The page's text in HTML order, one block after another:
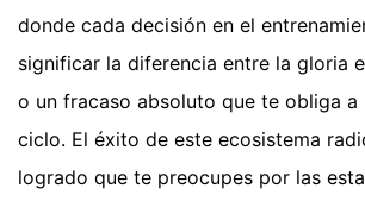
donde cada decisión en el
significar la diferencia entre la gloria
o un fracaso absoluto que te obliga
ciclo. El éxito de este ecosistema
logrado que te preocupes por las